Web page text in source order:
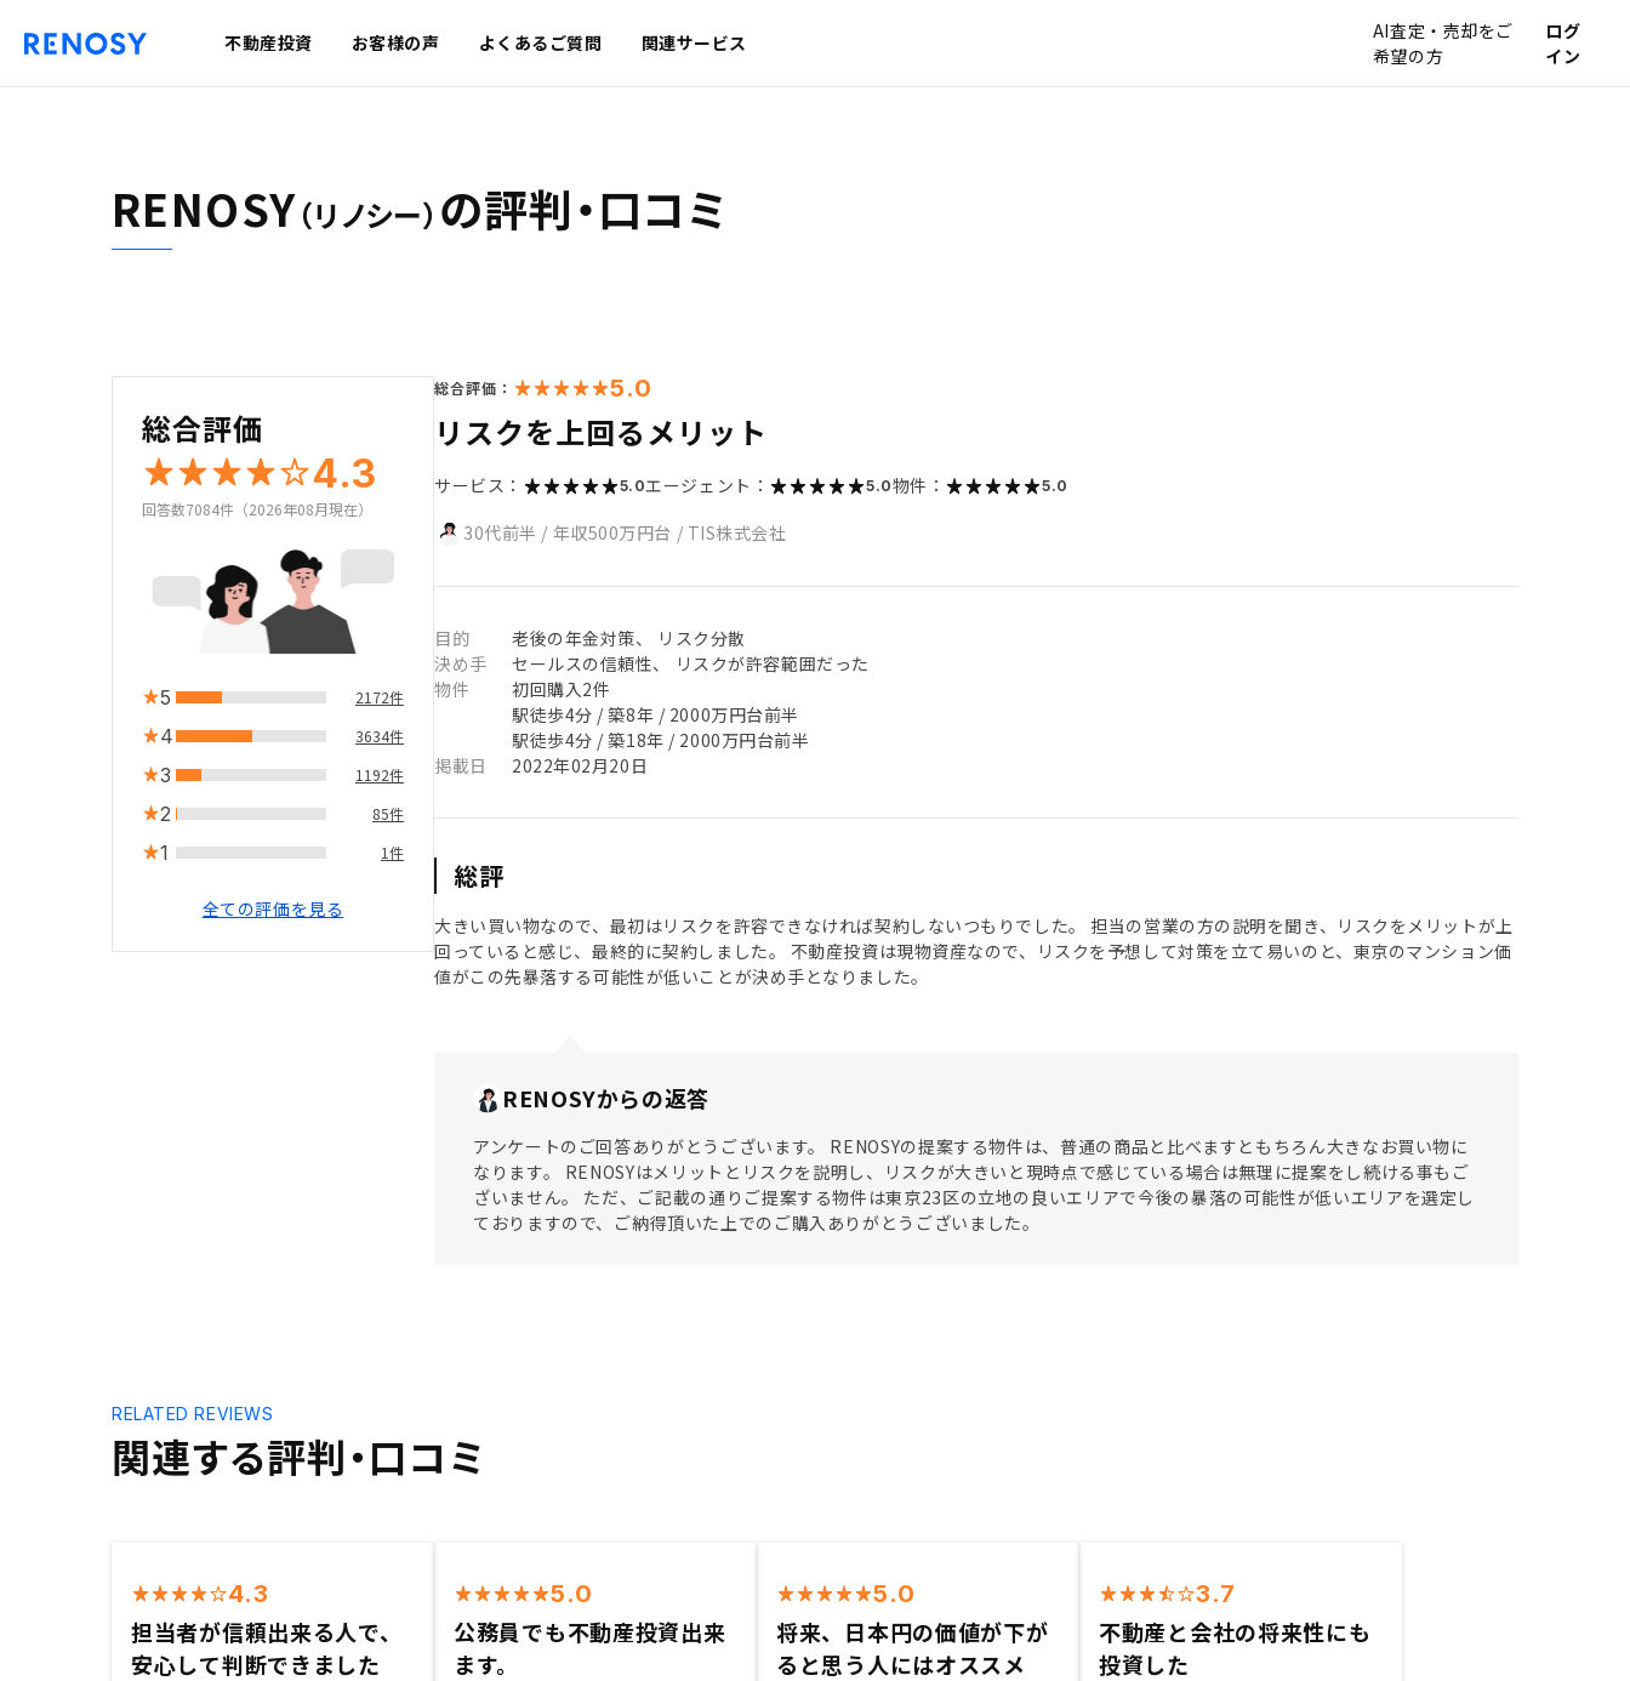
不動産投資 お客様の声 よくあるご質問 関連サービス
AI査定・売却をご
希望の方
ログ
イン
RENOSY（リノシー） の評判・口コミ
総合評価
4.3
回答数7084件（2026年08月現在）
5 2172件
4 3634件
3 1192件
2 85件
1 1件
全ての評価を見る
総合評価： 5.0
リスクを上回るメリット
サービス： 5.0エージェント： 5.0物件： 5.0
30代前半 / 年収500万円台 / TIS株式会社
目的
老後の年金対策、 リスク分散
決め手
セールスの信頼性、 リスクが許容範囲だった
物件
初回購入2件
駅徒歩4分 / 築8年 / 2000万円台前半
駅徒歩4分 / 築18年 / 2000万円台前半
掲載日
2022年02月20日
総評
大きい買い物なので、最初はリスクを許容できなければ契約しないつもりでした。 担当の営業の方の説明を聞き、リスクをメリットが上
回っていると感じ、最終的に契約しました。 不動産投資は現物資産なので、リスクを予想して対策を立て易いのと、東京のマンション価
値がこの先暴落する可能性が低いことが決め手となりました。
RENOSYからの返答
アンケートのご回答ありがとうございます。 RENOSYの提案する物件は、普通の商品と比べますともちろん大きなお買い物に
なります。 RENOSYはメリットとリスクを説明し、リスクが大きいと現時点で感じている場合は無理に提案をし続ける事もご
ざいません。 ただ、ご記載の通りご提案する物件は東京23区の立地の良いエリアで今後の暴落の可能性が低いエリアを選定し
ておりますので、ご納得頂いた上でのご購入ありがとうございました。
関連する評判・口コミ
RELATED REVIEWS
4.3
担当者が信頼出来る人で、
安心して判断できました
5.0
公務員でも不動産投資出来
ます。
5.0
将来、日本円の価値が下が
ると思う人にはオススメ
3.7
不動産と会社の将来性にも
投資した